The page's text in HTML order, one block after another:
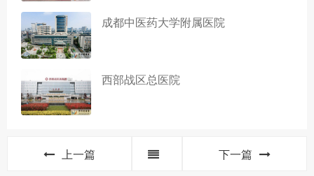
成都中医药大学附属医院
西部战区总医院
上一篇 下一篇